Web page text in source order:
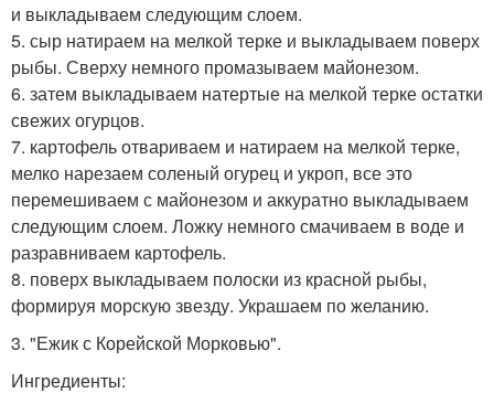
и выкладываем следующим слоем.
5. сыр натираем на мелкой терке и выкладываем поверх
рыбы. Сверху немного промазываем майонезом.
6. затем выкладываем натертые на мелкой терке остатки
свежих огурцов.
7. картофель отвариваем и натираем на мелкой терке,
мелко нарезаем соленый огурец и укроп, все это
перемешиваем с майонезом и аккуратно выкладываем
следующим слоем. Ложку немного смачиваем в воде и
разравниваем картофель.
8. поверх выкладываем полоски из красной рыбы,
формируя морскую звезду. Украшаем по желанию.
3. "Ежик с Корейской Морковью".
Ингредиенты: